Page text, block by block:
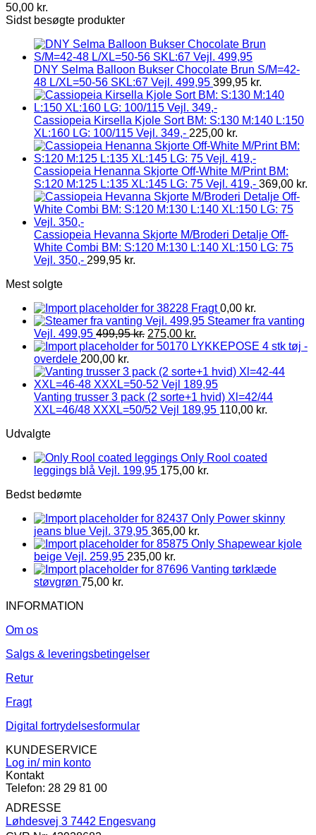
50,00 kr.
Sidst besøgte produkter
DNY Selma Balloon Bukser Chocolate Brun S/M=42-
48 L/XL=50-56 SKL:67 Vejl. 499,95 399,95 kr.
Cassiopeia Kirsella Kjole Sort BM: S:130 M:140 L:150
XL:160 LG: 100/115 Vejl. 349,- 225,00 kr.
Cassiopeia Henanna Skjorte Off-White M/Print BM:
S:120 M:125 L:135 XL:145 LG: 75 Vejl. 419,- 369,00 kr.
Cassiopeia Hevanna Skjorte M/Broderi Detalje Off-
White Combi BM: S:120 M:130 L:140 XL:150 LG: 75
Vejl. 350,- 299,95 kr.
Mest solgte
Fragt 0,00 kr.
Steamer fra vanting
Vejl. 499,95 499,95kr. 275,00 kr.
LYKKEPOSE 4 stk tøj -
overdele 200,00 kr.
Vanting trusser 3 pack (2 sorte+1 hvid) Xl=42/44
XXL=46/48 XXXL=50/52 Vejl 189,95 110,00 kr.
Udvalgte
Only Rool coated
leggings blå Vejl. 199,95 175,00 kr.
Bedst bedømte
Only Power skinny
jeans blue Vejl. 379,95 365,00 kr.
Only Shapewear kjole
beige Vejl. 259,95 235,00 kr.
Vanting tørklæde
støvgrøn 75,00 kr.
INFORMATION
Om os
Salgs & leveringsbetingelser
Retur
Fragt
Digital fortrydelsesformular
KUNDESERVICE
Log in/ min konto
Kontakt
Telefon: 28 29 81 00
ADRESSE
Løhdesvej 3 7442 Engesvang